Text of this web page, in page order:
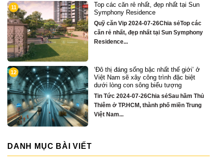
3
Biệt thự
hoa DIFF
Quỹ căn
4
Nhà phố
căn hộ cao
Quỹ căn
sẻNHÀ PHỐ
căn rẻ nhất, đẹp nhất tại Sun
Residence
Vip 2024-07-26Chia sẻTop các
đẹp nhất tại Sun Symphony
sống bậc nhất thế giới’ ở
sẽ xây công trình đặc biệt
con sông biểu tượng
07-26Chia sẻSau hầm Thủ
thành phố miền Trung
DANH MỤC BÀI VIẾT